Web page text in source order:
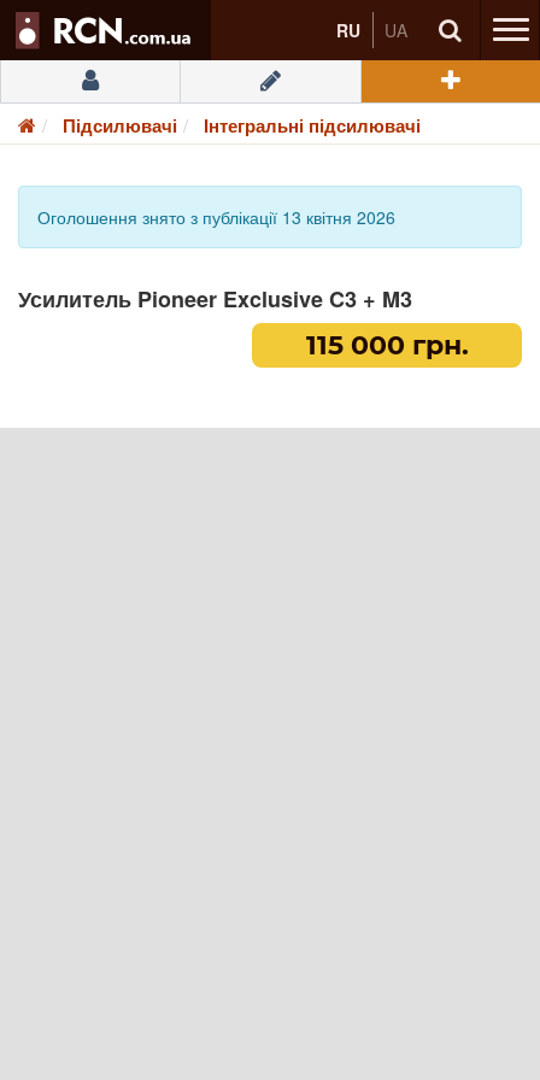
RU UA
Підсилювачі Інтегральні підсилювачі
Оголошення знято з публікації 13 квітня 2026
Усилитель Pioneer Exclusive C3 + M3
115 000 грн.